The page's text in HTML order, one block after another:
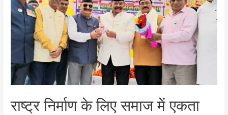
राम
ने
किया
संगठन
विस्तार
राष्ट्र निर्माण के लिए समाज में एकता